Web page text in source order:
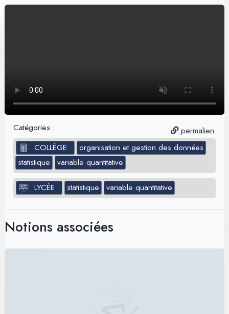
permalien
Catégories :
COLLÈGE
organisation et gestion des données
statistique
variable quantitative
LYCÉE statistique variable quantitative
Notions associées